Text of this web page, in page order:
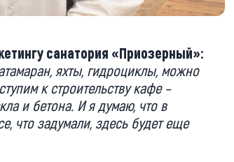
санатория «Приозерный»:
яхты, гидроциклы, можно
к строительству кафе –
и бетона. И я думаю, что в
что задумали, здесь будет еще